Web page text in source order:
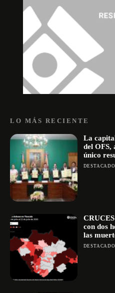
LO MÁS RECIENTE
La
del OFS,
único
DESTACADO
con dos
las
DESTACADO